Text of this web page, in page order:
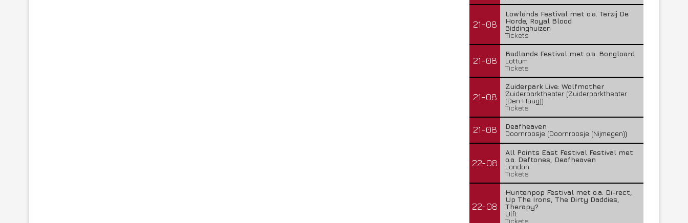
21-08
Lowlands Festival met o.a. Terzij De
Horde, Royal Blood
Biddinghuizen
Tickets
21-08
Badlands Festival met o.a. Bongloard
Lottum
Tickets
21-08
Zuiderpark Live: Wolfmother
Zuiderparktheater (Zuiderparktheater
(Den Haag))
Tickets
21-08
Deafheaven
Doornroosje (Doornroosje (Nijmegen))
22-08
All Points East Festival Festival met
o.a. Deftones, Deafheaven
London
Tickets
22-08
Huntenpop Festival met o.a. Di-rect,
Up The Irons, The Dirty Daddies,
Therapy?
Ulft
Tickets